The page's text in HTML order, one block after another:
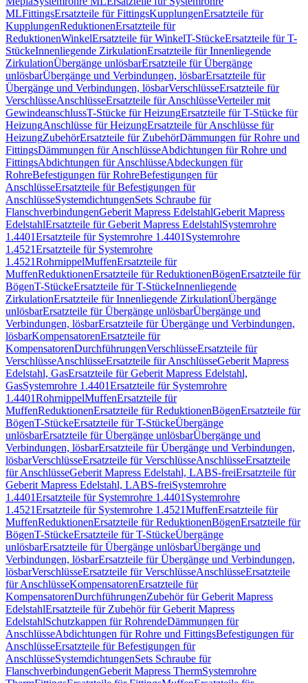
MLFittingsErsatzteile für FittingsKupplungenErsatzteile für
KupplungenReduktionenErsatzteile für
ReduktionenWinkelErsatzteile für WinkelT-StückeErsatzteile für T-
StückeInnenliegende ZirkulationErsatzteile für Innenliegende
ZirkulationÜbergänge unlösbarErsatzteile für Übergänge
unlösbarÜbergänge und Verbindungen, lösbarErsatzteile für
Übergänge und Verbindungen, lösbarVerschlüsseErsatzteile für
VerschlüsseAnschlüsseErsatzteile für AnschlüsseVerteiler mit
GewindeanschlussT-Stücke für HeizungErsatzteile für T-Stücke für
HeizungAnschlüsse für HeizungErsatzteile für Anschlüsse für
HeizungZubehörErsatzteile für ZubehörDämmungen für Rohre und
FittingsDämmungen für AnschlüsseAbdichtungen für Rohre und
FittingsAbdichtungen für AnschlüsseAbdeckungen für
RohreBefestigungen für RohreBefestigungen für
AnschlüsseErsatzteile für Befestigungen für
AnschlüsseSystemdichtungenSets Schraube für
FlanschverbindungenGeberit Mapress EdelstahlGeberit Mapress
EdelstahlErsatzteile für Geberit Mapress EdelstahlSystemrohre
1.4401Ersatzteile für Systemrohre 1.4401 Systemrohre
1.4521Ersatzteile für Systemrohre
1.4521RohrnippelMuffenErsatzteile für
MuffenReduktionenErsatzteile für ReduktionenBögenErsatzteile für
BögenT-StückeErsatzteile für T-StückeInnenliegende
ZirkulationErsatzteile für Innenliegende ZirkulationÜbergänge
unlösbarErsatzteile für Übergänge unlösbarÜbergänge und
Verbindungen, lösbarErsatzteile für Übergänge und Verbindungen,
lösbarKompensatorenErsatzteile für
KompensatorenDurchführungenVerschlüsseErsatzteile für
VerschlüsseAnschlüsseErsatzteile für AnschlüsseGeberit Mapress
Edelstahl, GasErsatzteile für Geberit Mapress Edelstahl,
GasSystemrohre 1.4401Ersatzteile für Systemrohre
1.4401RohrnippelMuffenErsatzteile für
MuffenReduktionenErsatzteile für ReduktionenBögenErsatzteile für
BögenT-StückeErsatzteile für T-StückeÜbergänge
unlösbarErsatzteile für Übergänge unlösbarÜbergänge und
Verbindungen, lösbarErsatzteile für Übergänge und Verbindungen,
lösbarVerschlüsseErsatzteile für VerschlüsseAnschlüsseErsatzteile
für AnschlüsseGeberit Mapress Edelstahl, LABS-freiErsatzteile für
Geberit Mapress Edelstahl, LABS-freiSystemrohre
1.4401Ersatzteile für Systemrohre 1.4401 Systemrohre
1.4521Ersatzteile für Systemrohre 1.4521MuffenErsatzteile für
MuffenReduktionenErsatzteile für ReduktionenBögenErsatzteile für
BögenT-StückeErsatzteile für T-StückeÜbergänge
unlösbarErsatzteile für Übergänge unlösbarÜbergänge und
Verbindungen, lösbarErsatzteile für Übergänge und Verbindungen,
lösbarVerschlüsseErsatzteile für VerschlüsseAnschlüsseErsatzteile
für AnschlüsseKompensatorenErsatzteile für
KompensatorenDurchführungenZubehör für Geberit Mapress
EdelstahlErsatzteile für Zubehör für Geberit Mapress
EdelstahlSchutzkappen für RohrendeDämmungen für
AnschlüsseAbdichtungen für Rohre und FittingsBefestigungen für
AnschlüsseErsatzteile für Befestigungen für
AnschlüsseSystemdichtungenSets Schraube für
FlanschverbindungenGeberit Mapress ThermSystemrohre